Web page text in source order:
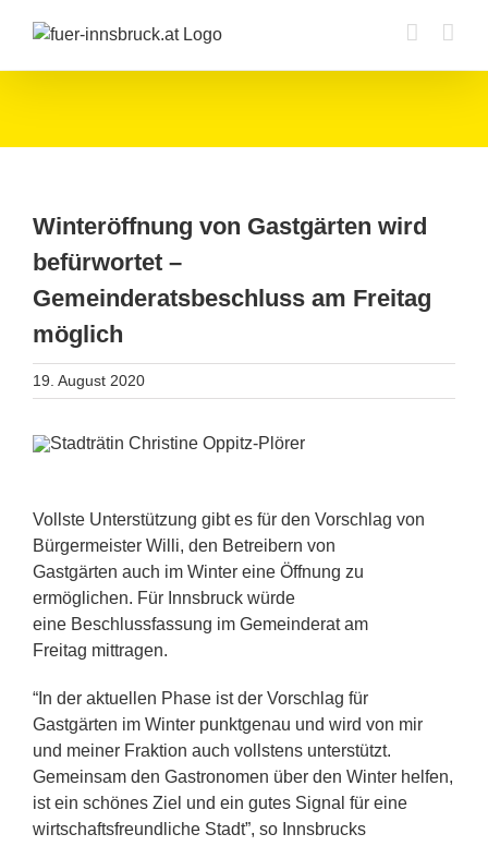
Inhalt
Winteröffnung von Gastgärten wird
befürwortet –
Gemeinderatsbeschluss am Freitag
möglich
19. August 2020
Vollste Unterstützung gibt es für den Vorschlag von
Bürgermeister Willi, den Betreibern von
Gastgärten auch im Winter eine Öffnung zu
ermöglichen. Für Innsbruck würde
eine Beschlussfassung im Gemeinderat am
Freitag mittragen.
“In der aktuellen Phase ist der Vorschlag für
Gastgärten im Winter punktgenau und wird von mir
und meiner Fraktion auch vollstens unterstützt.
Gemeinsam den Gastronomen über den Winter helfen,
ist ein schönes Ziel und ein gutes Signal für eine
wirtschaftsfreundliche Stadt”, so Innsbrucks